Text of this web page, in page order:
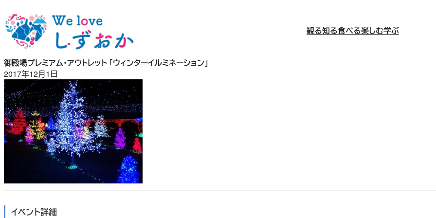
容
を
ッ
プ
観る知る食べる楽しむ学ぶ
御殿場プレミアム・アウトレット 「ウィンターイルミネーション」
2017年12月1日
イベント詳細